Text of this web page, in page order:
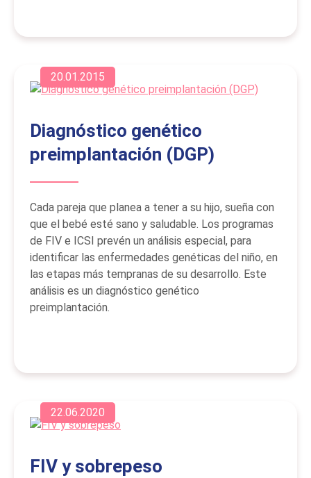
20.01.2015
Diagnóstico genético
preimplantación (DGP)
Cada pareja que planea a tener a su hijo, sueña con
que el bebé esté sano y saludable. Los programas
de FIV e ICSI prevén un análisis especial, para
identificar las enfermedades genéticas del niño, en
las etapas más tempranas de su desarrollo. Este
análisis es un diagnóstico genético
preimplantación.
22.06.2020
FIV y sobrepeso